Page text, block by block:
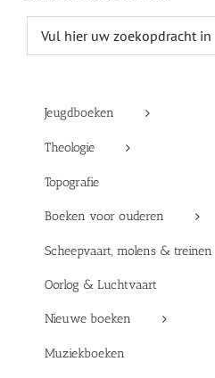
Jeugdboeken
Theologie
Topografie
Boeken voor ouderen
Scheepvaart, molens & treinen
Oorlog & Luchtvaart
Nieuwe boeken
Muziekboeken